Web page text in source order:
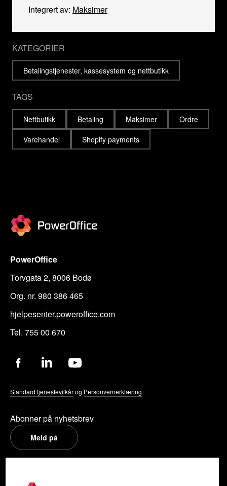
Integrert av: Maksimer
KATEGORIER
Betalingstjenester, kassesystem og nettbutikk
TAGS
Nettbutikk Betaling Maksimer
Ordre
Varehandel
Shopify payments
PowerOffice
Torvgata 2, 8006 Bodø
Org. nr. 980 386 465
hjelpesenter.poweroffice.com
Tel. 755 00 670
Standard tjenestevilkårog Personvernerklæring
Abonner på nyhetsbrev
Meld på